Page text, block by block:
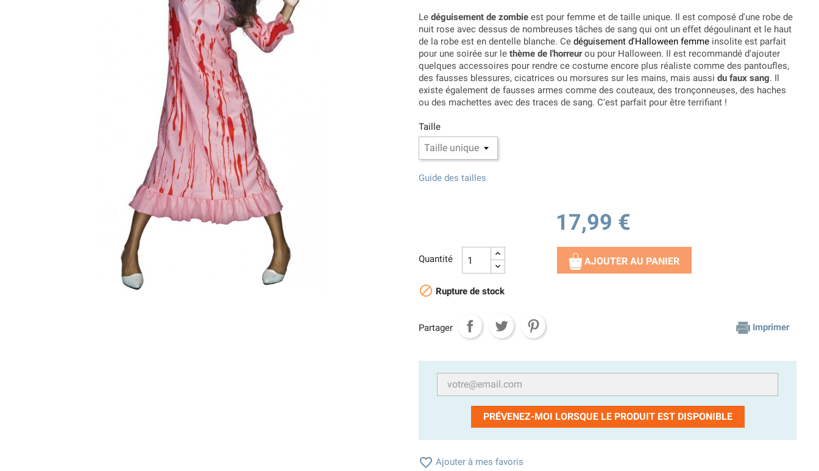
Le déguisement de zombie est pour femme et de taille unique. Il est composé d'une robe de
nuit rose avec dessus de nombreuses tâches de sang qui ont un effet dégoulinant et le haut
de la robe est en dentelle blanche. Ce déguisement d'Halloween femme insolite est parfait
pour une soirée sur le thème de l'horreurou pour Halloween. Il est recommandé d'ajouter
quelques accessoires pour rendre ce costume encore plus réaliste comme des pantoufles,
des fausses blessures, cicatrices ou morsures sur les mains, mais aussi du faux sang. Il
existe également de fausses armes comme des couteaux, des tronçonneuses, des haches
ou des machettes avec des traces de sang. C'est parfait pour être terrifiant !
Taille
Guide des tailles
17,99 €
Quantité AJOUTER AU PANIER
 Rupture de stock
Partager Imprimer
PRÉVENEZ-MOI LORSQUE LE PRODUIT EST DISPONIBLE
 Ajouter à mes favoris